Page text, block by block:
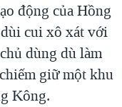
động của Hồng
cui xô xát với
dùng dù làm
giữ một khu
Kông.